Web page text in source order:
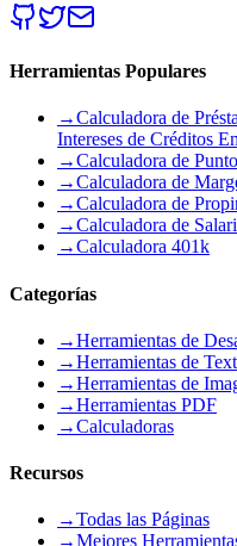
Herramientas Populares
→Calculadora de
Intereses de Créditos
→Calculadora de
→Calculadora de
→Calculadora de
→Calculadora de
→Calculadora 401k
Categorías
→Herramientas de
→Herramientas de
→Herramientas de
→Herramientas PDF
→Calculadoras
Recursos
→Todas las Páginas
→Mejores